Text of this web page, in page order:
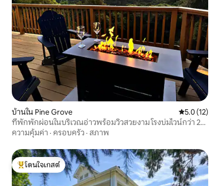
บ้านใน Pine Grove คะแนนเฉลี่ย
5.0 (12)
ที่พักพักผ่อนในบริเวณอ่าวพร้อมวิวสวยงาม โรงบ่มไวน์กว่า 25
แห่ง
ความคุ้มค่า · ครอบครัว · สภาพ
โดนใจเกสต์ที่สุด
โดนใจเกสต์